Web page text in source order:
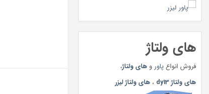
های ولتاژ
فروش انواع پاور و های ولتاژ،
های ولتاژ dy13
، های ولتاژ لیزر